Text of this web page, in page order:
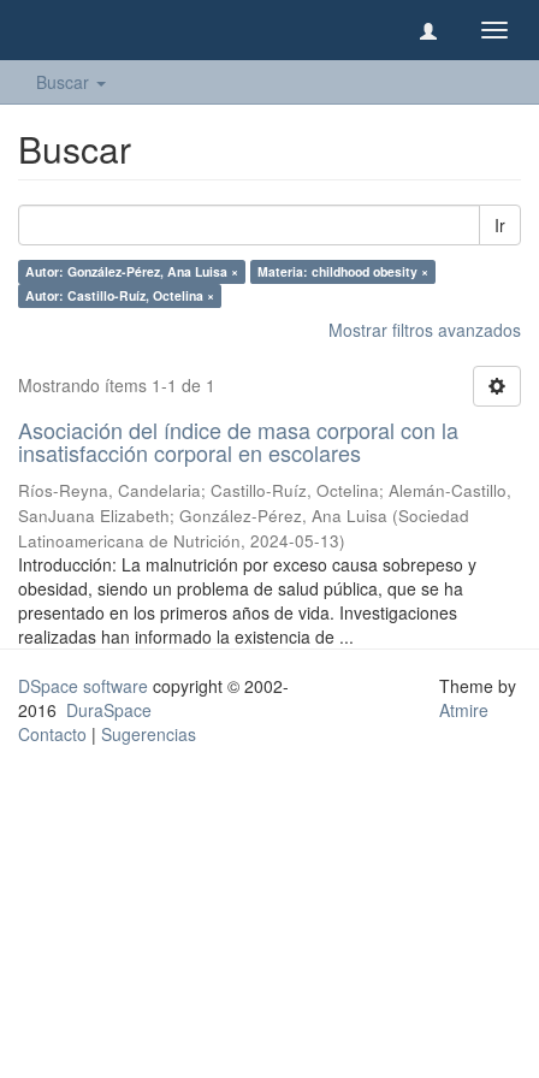
Buscar
Buscar
Ir
Autor: González-Pérez, Ana Luisa ×
Materia: childhood obesity ×
Autor: Castillo-Ruíz, Octelina ×
Mostrar filtros avanzados
Mostrando ítems 1-1 de 1
Asociación del índice de masa corporal con la
insatisfacción corporal en escolares
Ríos-Reyna, Candelaria; Castillo-Ruíz, Octelina; Alemán-Castillo,
SanJuana Elizabeth; González-Pérez, Ana Luisa (Sociedad
Latinoamericana de Nutrición, 2024-05-13)
Introducción: La malnutrición por exceso causa sobrepeso y
obesidad, siendo un problema de salud pública, que se ha
presentado en los primeros años de vida. Investigaciones
realizadas han informado la existencia de ...
DSpace software copyright © 2002-
2016 DuraSpace
Contacto | Sugerencias
Theme by
Atmire